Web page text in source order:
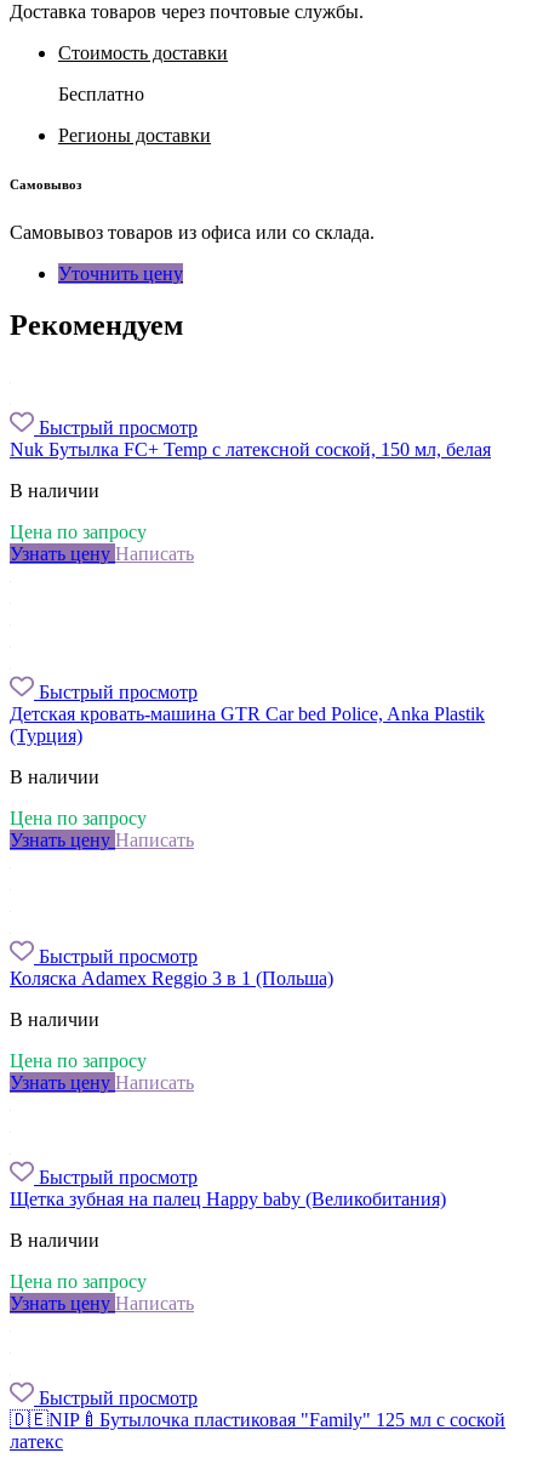
Доставка товаров через почтовые службы.
Стоимость доставки
Бесплатно
Регионы доставки
Самовывоз
Самовывоз товаров из офиса или со склада.
Уточнить цену
Рекомендуем
Быстрый просмотр
Nuk Бутылка FC+ Temp с латексной соской, 150 мл, белая
В наличии
Цена по запросу
Узнать цену Написать
Быстрый просмотр
Детская кровать-машина GTR Car bed Police, Anka Plastik
(Турция)
В наличии
Цена по запросу
Узнать цену Написать
Быстрый просмотр
Коляска Adamex Reggio 3 в 1 (Польша)
В наличии
Цена по запросу
Узнать цену Написать
Быстрый просмотр
Щетка зубная на палец Happy baby (Великобитания)
В наличии
Цена по запросу
Узнать цену Написать
Быстрый просмотр
🇩🇪NIP🍼Бутылочка пластиковая "Family" 125 мл с соской
латекс